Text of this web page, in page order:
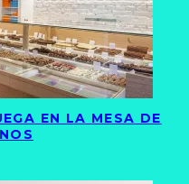
EN LA MESA DE